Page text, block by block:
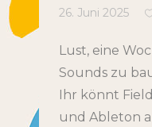
26. Juni 2025
Lust, eine
Sounds zu
Ihr könnt
und Ableton